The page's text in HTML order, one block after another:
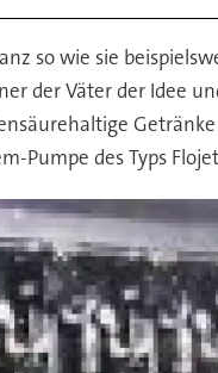
so wie sie
der Väter der Idee
Pumpe des Typs